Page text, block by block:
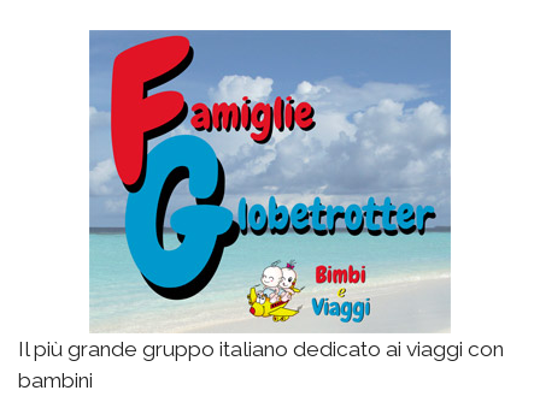
Il più grande gruppo italiano dedicato ai viaggi con
bambini